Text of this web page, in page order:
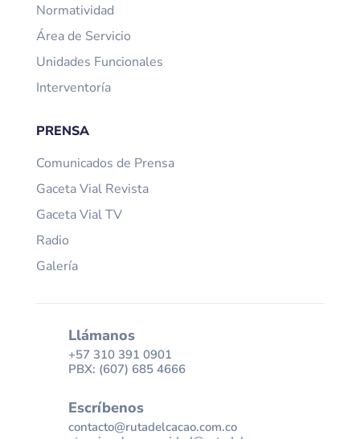
Normatividad
Área de Servicio
Unidades Funcionales
Interventoría
PRENSA
Comunicados de Prensa
Gaceta Vial Revista
Gaceta Vial TV
Radio
Galería
Llámanos
+57 310 391 0901
PBX: (607) 685 4666
Escríbenos
contacto@rutadelcacao.com.co